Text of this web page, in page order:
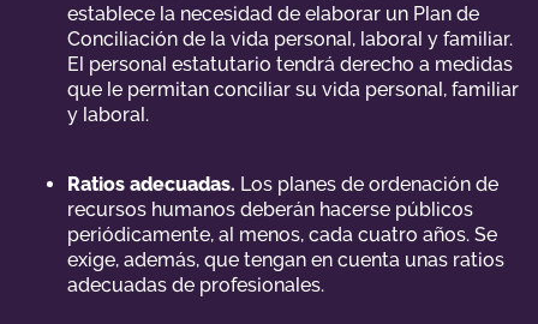
establece la necesidad de elaborar un Plan de
Conciliación de la vida personal, laboral y familiar.
El personal estatutario tendrá derecho a medidas
que le permitan conciliar su vida personal, familiar
y laboral.
Ratios adecuadas. Los planes de ordenación de
recursos humanos deberán hacerse públicos
periódicamente, al menos, cada cuatro años. Se
exige, además, que tengan en cuenta unas ratios
adecuadas de profesionales.